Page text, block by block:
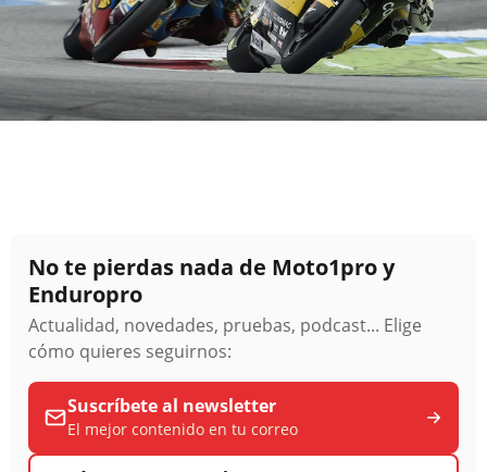
No te pierdas nada de Moto1pro y
Enduropro
Actualidad, novedades, pruebas, podcast... Elige
cómo quieres seguirnos:
Suscríbete al newsletter
El mejor contenido en tu correo